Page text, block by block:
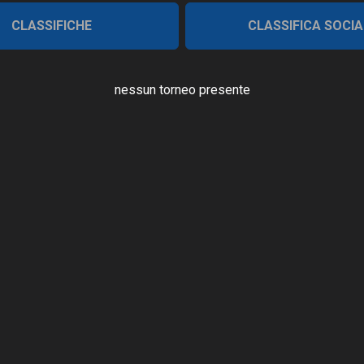
CLASSIFICHE CLASSIFICA
nessun torneo presente